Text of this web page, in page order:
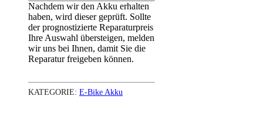
Nachdem wir den Akku erhalten
haben, wird dieser geprüft. Sollte
der prognostizierte Reparaturpreis
Ihre Auswahl übersteigen, melden
wir uns bei Ihnen, damit Sie die
Reparatur freigeben können.
KATEGORIE: E-Bike Akku